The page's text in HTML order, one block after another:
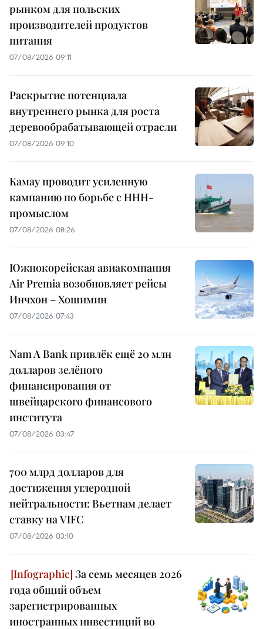
рынком для польских
производителей продуктов
питания
07/08/2026 09:11
Раскрытие потенциала
внутреннего рынка для роста
деревообрабатывающей отрасли
07/08/2026 09:10
Камау проводит усиленную
кампанию по борьбе с ННН-
промыслом
07/08/2026 08:26
Южнокорейская авиакомпания
Air Premia возобновляет рейсы
Инчхон – Хошимин
07/08/2026 07:43
Nam A Bank привлёк ещё 20 млн
долларов зелёного
финансирования от
швейцарского финансового
института
07/08/2026 03:47
700 млрд долларов для
достижения углеродной
нейтральности: Вьетнам делает
ставку на VIFC
07/08/2026 03:10
За семь месяцев 2026
года общий объем
зарегистрированных
иностранных инвестиций во